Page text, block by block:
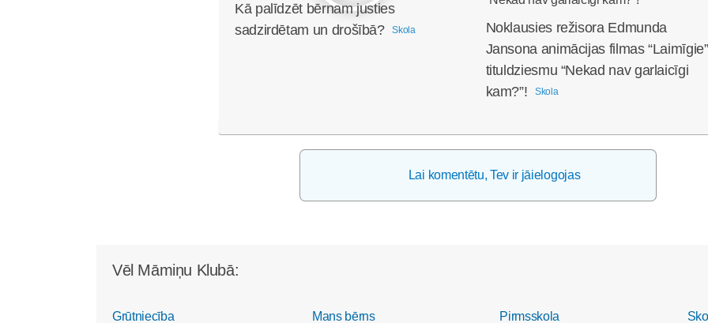
Kā palīdzēt bērnam justies
sadzirdētam un drošībā?
Skola
Noklausies režisora Edmunda
Jansona animācijas filmas “Laimīgie”
tituldziesmu “Nekad nav garlaicīgi
kam?”!
Skola
Lai komentētu, Tev ir jāielogojas
Vēl Māmiņu Klubā:
Grūtniecība Mans bērns Pirmsskola